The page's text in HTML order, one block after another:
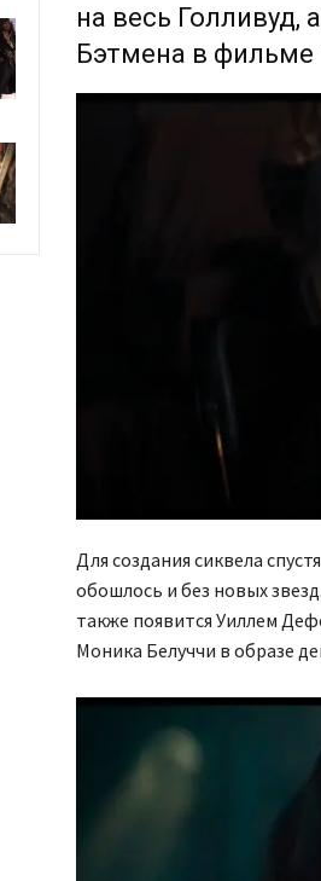
на весь Голливуд,
Бэтмена в фильме
Для создания сиквела
обошлось и без новых
также появится Уиллем
Моника Белуччи в образе